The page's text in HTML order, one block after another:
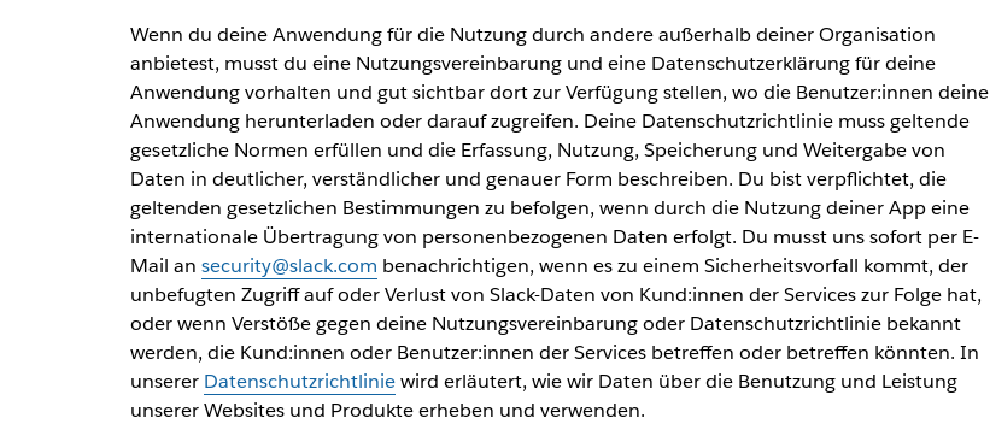
Wenn du deine Anwendung für die Nutzung durch andere außerhalb deiner Organisation
anbietest, musst du eine Nutzungsvereinbarung und eine Datenschutzerklärung für deine
Anwendung vorhalten und gut sichtbar dort zur Verfügung stellen, wo die Benutzer:innen deine
Anwendung herunterladen oder darauf zugreifen. Deine Datenschutzrichtlinie muss geltende
gesetzliche Normen erfüllen und die Erfassung, Nutzung, Speicherung und Weitergabe von
Daten in deutlicher, verständlicher und genauer Form beschreiben. Du bist verpflichtet, die
geltenden gesetzlichen Bestimmungen zu befolgen, wenn durch die Nutzung deiner App eine
internationale Übertragung von personenbezogenen Daten erfolgt. Du musst uns sofort per E-
Mail an security@slack.com benachrichtigen, wenn es zu einem Sicherheitsvorfall kommt, der
unbefugten Zugriff auf oder Verlust von Slack-Daten von Kund:innen der Services zur Folge hat,
oder wenn Verstöße gegen deine Nutzungsvereinbarung oder Datenschutzrichtlinie bekannt
werden, die Kund:innen oder Benutzer:innen der Services betreffen oder betreffen könnten. In
unserer Datenschutzrichtliniewird erläutert, wie wir Daten über die Benutzung und Leistung
unserer Websites und Produkte erheben und verwenden.